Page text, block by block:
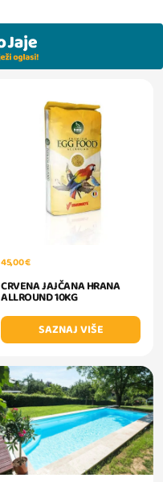
45,00 €
CRVENA JAJČANA HRANA
ALLROUND 10KG
SAZNAJ VIŠE